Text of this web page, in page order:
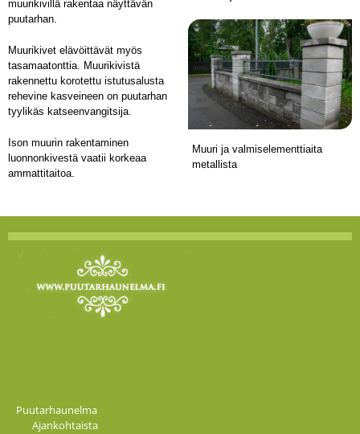
muurikivillä rakentaa näyttävän
puutarhan.
Muurikivet elävöittävät myös
tasamaatonttia. Muurikivistä
rakennettu korotettu istutusalusta
rehevine kasveineen on puutarhan
tyylikäs katseenvangitsija.
Ison muurin rakentaminen
luonnonkivestä vaatii korkeaa
ammattitaitoa.
Muuri ja valmiselementtiaita
metallista
Puutarhaunelma
Ajankohtaista